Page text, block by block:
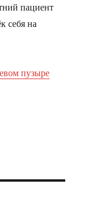
пациент
себя на
пузыре